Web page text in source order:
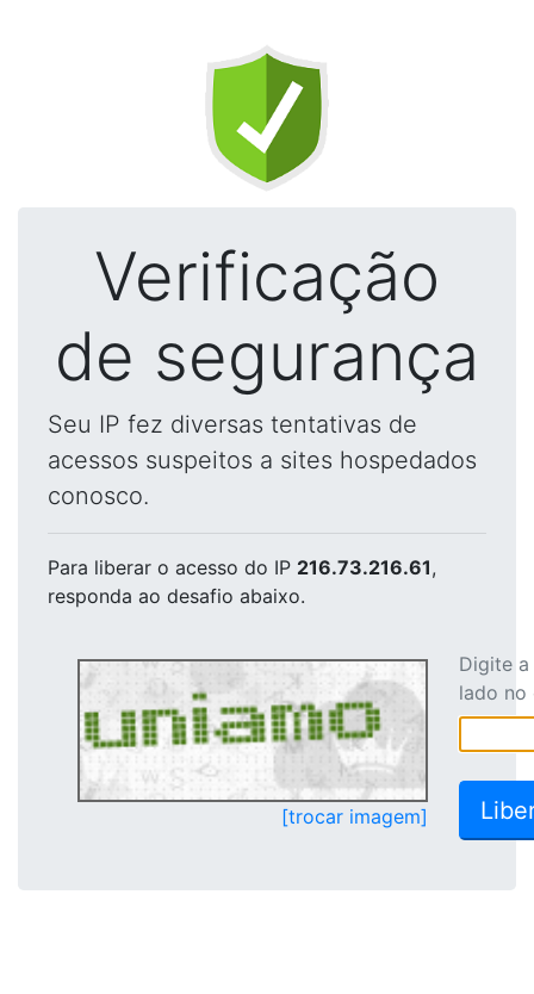
Verificação
de segurança
Seu IP fez diversas tentativas de
acessos suspeitos a sites hospedados
conosco.
Para liberar o acesso do IP 216.73.216.61,
responda ao desafio abaixo.
[trocar imagem]
Digite
lado no